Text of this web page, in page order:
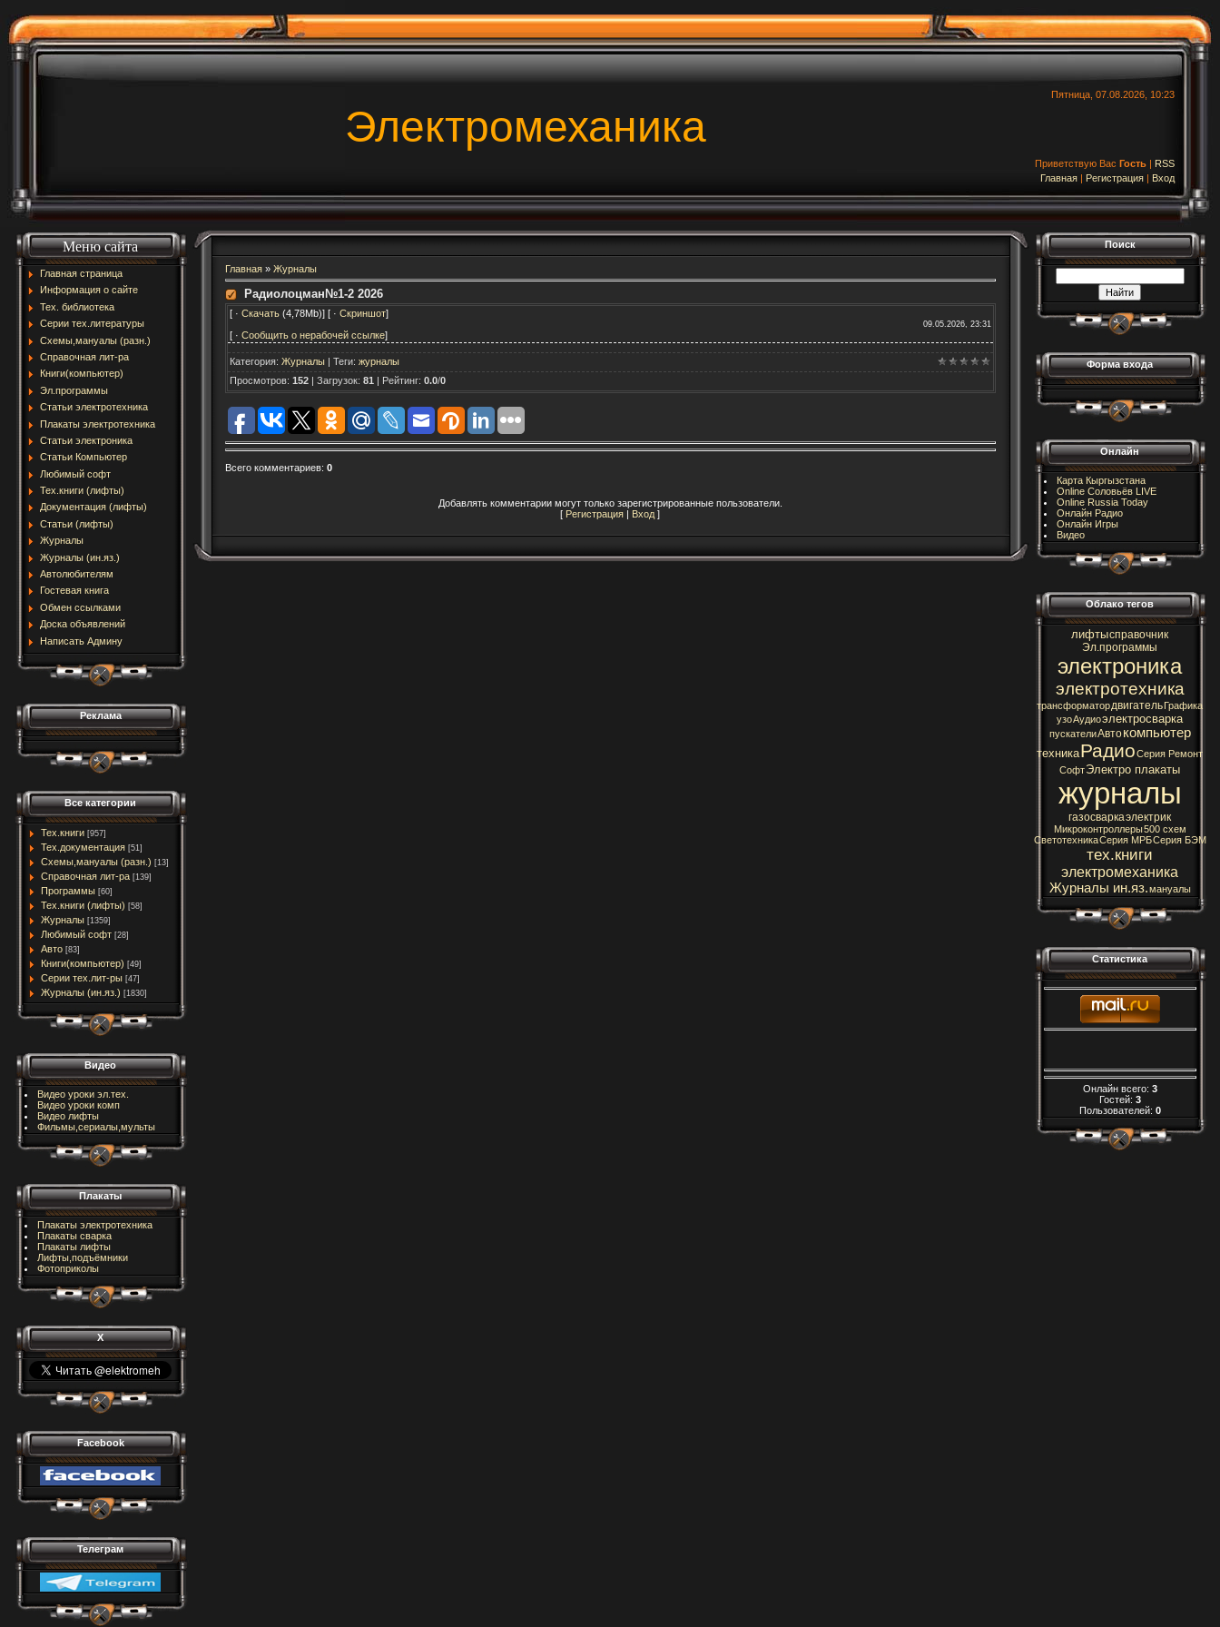
Пятница, 07.08.2026, 10:23
Электромеханика
Приветствую Вас Гость | RSS
Главная | Регистрация | Вход
Меню сайта
Главная страница
Информация о сайте
Тех. библиотека
Серии тех.литературы
Схемы,мануалы (разн.)
Справочная лит-ра
Книги(компьютер)
Эл.программы
Статьи электротехника
Плакаты электротехника
Статьи электроника
Статьи Компьютер
Любимый софт
Тех.книги (лифты)
Документация (лифты)
Статьи (лифты)
Журналы
Журналы (ин.яз.)
Автолюбителям
Гостевая книга
Обмен ссылками
Доска объявлений
Написать Админу
Реклама
Все категории
Тех.книги [957]
Тех.документация [51]
Схемы,мануалы (разн.) [13]
Справочная лит-ра [139]
Программы [60]
Тех.книги (лифты) [58]
Журналы [1359]
Любимый софт [28]
Авто [83]
Книги(компьютер) [49]
Серии тех.лит-ры [47]
Журналы (ин.яз.) [1830]
Видео
Видео уроки эл.тех.
Видео уроки комп
Видео лифты
Фильмы,сериалы,мульты
Плакаты
Плакаты электротехника
Плакаты сварка
Плакаты лифты
Лифты,подъёмники
Фотоприколы
X
Facebook
Телеграм
Главная» Журналы
Радиолоцман№1-2 2026
[ · Скачать (4,78Mb)] [ · Скриншот]
[ · Сообщить о нерабочей ссылке]
09.05.2026, 23:31
Категория: Журналы| Теги: журналы
Просмотров: 152| Загрузок: 81 | Рейтинг: 0.0/0
Всего комментариев: 0
Добавлять комментарии могут только зарегистрированные пользователи.
[ Регистрация | Вход ]
Поиск
Форма входа
Онлайн
Карта Кыргызстана
Online Соловьёв LIVE
Online Russia Today
Онлайн Радио
Онлайн Игры
Видео
Облако тегов
лифтысправочник
Эл.программы
электроника
электротехника
трансформатордвигательГрафика
узоАудиоэлектросварка
пускателиАвтокомпьютер
техникаРадиоСерия Ремонт
СофтЭлектро плакаты
журналы
газосваркаэлектрик
Микроконтроллеры500 схем
СветотехникаСерия МРБСерия БЭМ
тех.книги
электромеханика
Журналы ин.яз.мануалы
Статистика
Онлайн всего: 3
Гостей: 3
Пользователей: 0